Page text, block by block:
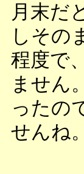
月末だ
しその
程度で
ません
ったの
せんね。